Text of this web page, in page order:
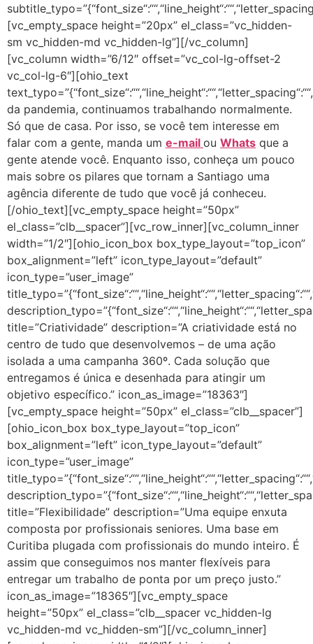
[vc_empty_space height=”20px” el_class=”vc_hidden-
sm vc_hidden-md vc_hidden-lg”][/vc_column]
[vc_column width=”6/12″ offset=”vc_col-lg-offset-2
vc_col-lg-6″][ohio_text
da pandemia, continuamos trabalhando normalmente.
Só que de casa. Por isso, se você tem interesse em
falar com a gente, manda um e-mail ou Whats que a
gente atende você. Enquanto isso, conheça um pouco
mais sobre os pilares que tornam a Santiago uma
agência diferente de tudo que você já conheceu.
[/ohio_text][vc_empty_space height=”50px”
el_class=”clb__spacer”][vc_row_inner][vc_column_inner
width=”1/2″][ohio_icon_box box_type_layout=”top_icon”
box_alignment=”left” icon_type_layout=”default”
icon_type=”user_image”
title=”Criatividade” description=”A criatividade está no
centro de tudo que desenvolvemos – de uma ação
isolada a uma campanha 360º. Cada solução que
entregamos é única e desenhada para atingir um
objetivo específico.” icon_as_image=”18363″]
[vc_empty_space height=”50px” el_class=”clb__spacer”]
[ohio_icon_box box_type_layout=”top_icon”
box_alignment=”left” icon_type_layout=”default”
icon_type=”user_image”
title=”Flexibilidade” description=”Uma equipe enxuta
composta por profissionais seniores. Uma base em
Curitiba plugada com profissionais do mundo inteiro. É
assim que conseguimos nos manter flexíveis para
entregar um trabalho de ponta por um preço justo.”
icon_as_image=”18365″][vc_empty_space
height=”50px” el_class=”clb__spacer vc_hidden-lg
vc_hidden-md vc_hidden-sm”][/vc_column_inner]